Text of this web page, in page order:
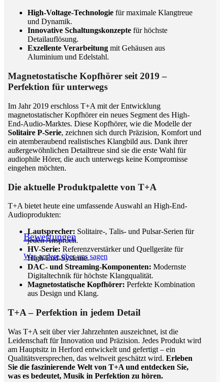
Bewertungen
Was andere über uns sagen
High-Voltage-Technologie für maximale Klangtreue
und Dynamik.
Innovative Schaltungskonzepte für höchste
Detailauflösung.
Exzellente Verarbeitung mit Gehäusen aus
Aluminium und Edelstahl.
Magnetostatische Kopfhörer seit 2019 –
Perfektion für unterwegs
Im Jahr 2019 erschloss T+A mit der Entwicklung
magnetostatischer Kopfhörer ein neues Segment des High-
End-Audio-Marktes. Diese Kopfhörer, wie die Modelle der
Solitaire P-Serie, zeichnen sich durch Präzision, Komfort und
ein atemberaubend realistisches Klangbild aus. Dank ihrer
außergewöhnlichen Detailtreue sind sie die erste Wahl für
audiophile Hörer, die auch unterwegs keine Kompromisse
eingehen möchten.
Die aktuelle Produktpalette von T+A
T+A bietet heute eine umfassende Auswahl an High-End-
Audioprodukten:
Lautsprecher: Solitaire-, Talis- und Pulsar-Serien für
jeden Anspruch.
HV-Serie: Referenzverstärker und Quellgeräte für
High-End-Systeme.
DAC- und Streaming-Komponenten: Modernste
Digitaltechnik für höchste Klangqualität.
Magnetostatische Kopfhörer: Perfekte Kombination
aus Design und Klang.
T+A – Perfektion in jedem Detail
Was T+A seit über vier Jahrzehnten auszeichnet, ist die
Leidenschaft für Innovation und Präzision. Jedes Produkt wird
am Hauptsitz in Herford entwickelt und gefertigt – ein
Qualitätsversprechen, das weltweit geschätzt wird. Erleben
Sie die faszinierende Welt von T+A und entdecken Sie,
was es bedeutet, Musik in Perfektion zu hören.